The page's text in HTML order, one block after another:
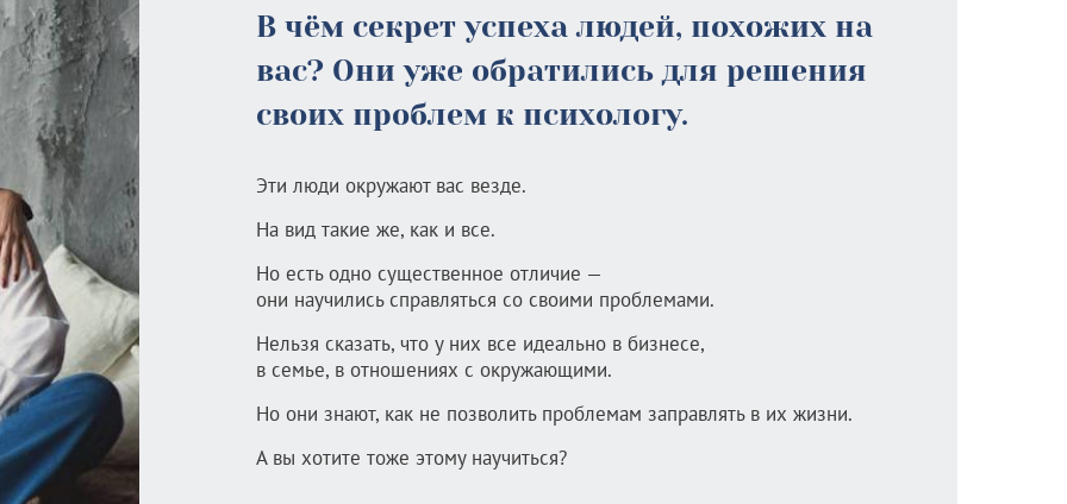
В чём секрет успеха людей, похожих на
вас? Они уже обратились для решения
своих проблем к психологу.
Эти люди окружают вас везде.
На вид такие же, как и все.
Но есть одно существенное отличие —
они научились справляться со своими проблемами.
Нельзя сказать, что у них все идеально в бизнесе,
в семье, в отношениях с окружающими.
Но они знают, как не позволить проблемам заправлять в их жизни.
А вы хотите тоже этому научиться?